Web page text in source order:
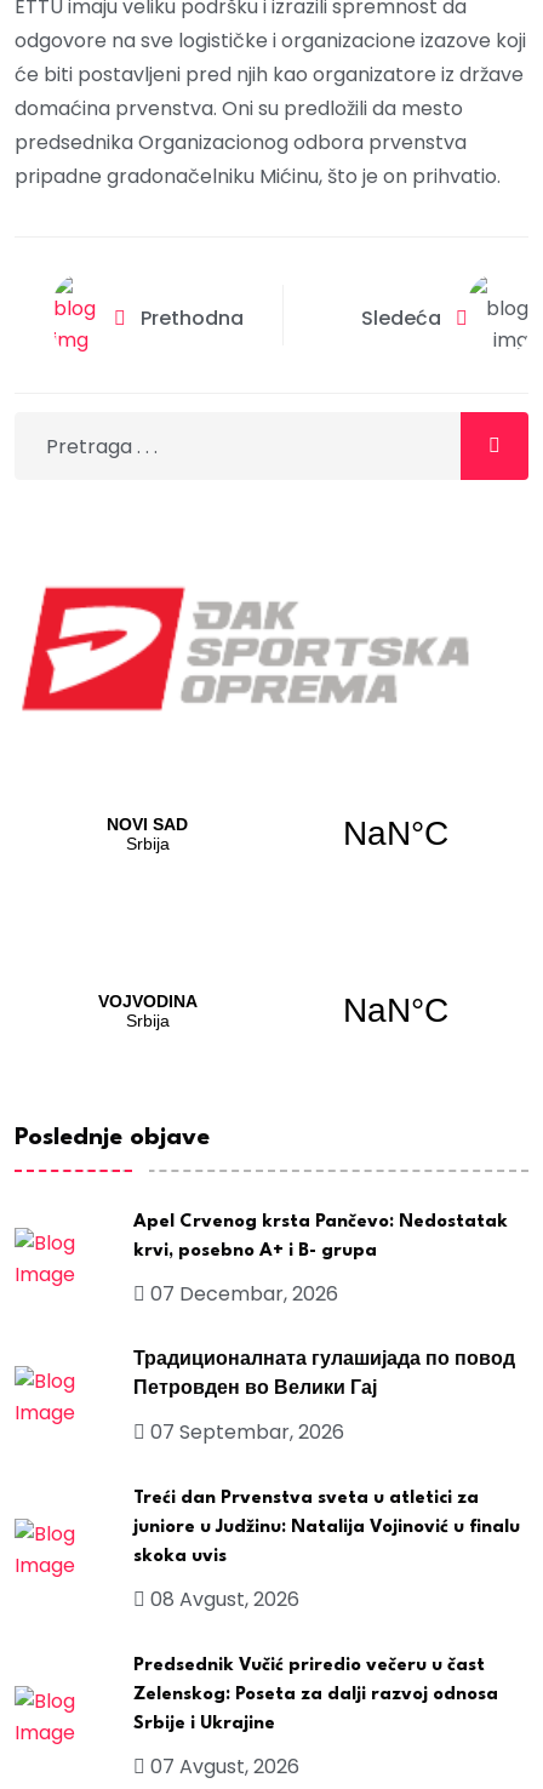
ETTU imaju veliku podršku i izrazili spremnost da
odgovore na sve logističke i organizacione izazove koji
će biti postavljeni pred njih kao organizatore iz države
domaćina prvenstva. Oni su predložili da mesto
predsednika Organizacionog odbora prvenstva
pripadne gradonačelniku Mićinu, što je on prihvatio.
Prethodna Sledeća
Poslednje objave
Apel Crvenog krsta Pančevo: Nedostatak
krvi, posebno A+ i B- grupa
07 Decembar, 2026
Традиционалната гулашијада по повод
Петровден во Велики Гај
07 Septembar, 2026
Treći dan Prvenstva sveta u atletici za
juniore u Judžinu: Natalija Vojinović u finalu
skoka uvis
08 Avgust, 2026
Predsednik Vučić priredio večeru u čast
Zelenskog: Poseta za dalji razvoj odnosa
Srbije i Ukrajine
07 Avgust, 2026